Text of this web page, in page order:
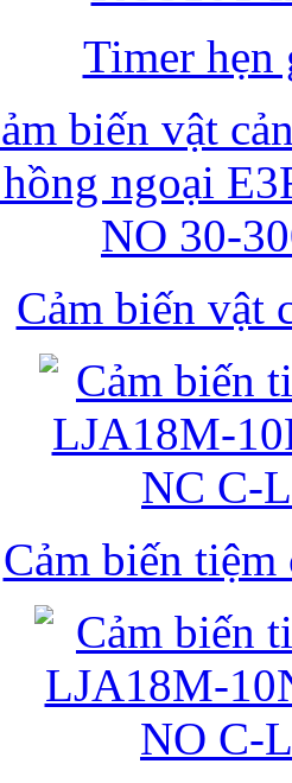
Timer hẹn
Cảm biến vật
Cảm biến